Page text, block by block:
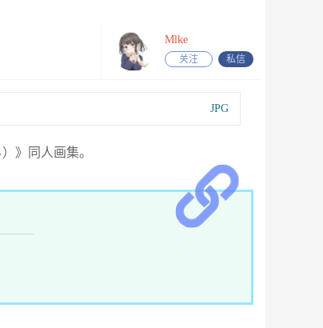
Mlke
关注 私信
JPG
》同人画集。